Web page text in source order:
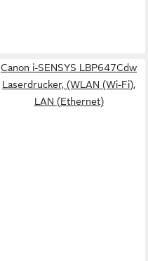
Canon i-SENSYS LBP647Cdw
Laserdrucker, (WLAN (Wi-Fi),
LAN (Ethernet)